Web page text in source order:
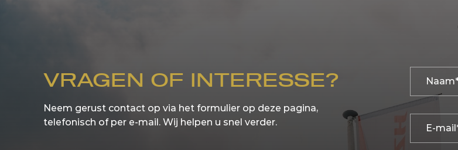
VRAGEN OF INTERESSE?
Neem gerust contact op via het formulier op deze pagina,
telefonisch of per e-mail. Wij helpen u snel verder.